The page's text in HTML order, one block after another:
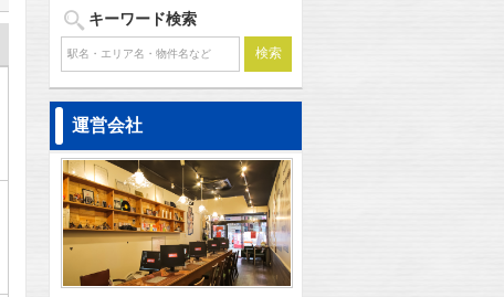
お問合わせ
お問合わせ
キーワード検索
運営会社